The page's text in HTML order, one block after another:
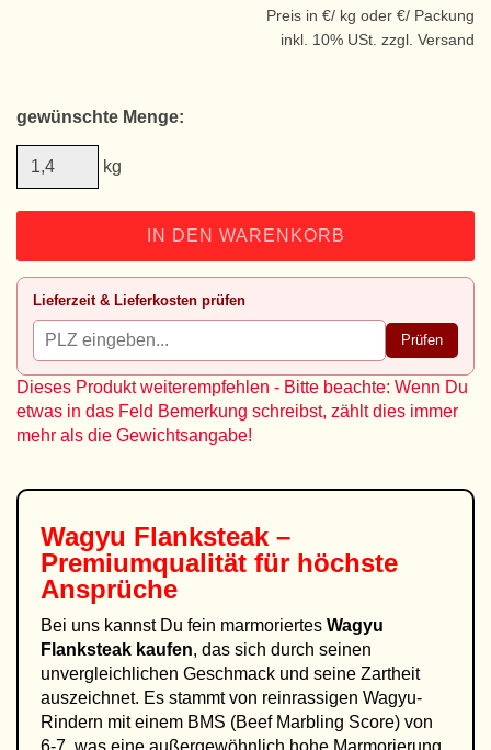
Preis in €/ kg oder €/ Packung
inkl. 10% USt. zzgl. Versand
gewünschte Menge:
kg
IN DEN WARENKORB
Lieferzeit & Lieferkosten prüfen
Prüfen
Dieses Produkt weiterempfehlen - Bitte beachte: Wenn Du
etwas in das Feld Bemerkung schreibst, zählt dies immer
mehr als die Gewichtsangabe!
Wagyu Flanksteak –
Premiumqualität für höchste
Ansprüche
Bei uns kannst Du fein marmoriertes Wagyu
Flanksteak kaufen, das sich durch seinen
unvergleichlichen Geschmack und seine Zartheit
auszeichnet. Es stammt von reinrassigen Wagyu-
Rindern mit einem BMS (Beef Marbling Score) von
6-7, was eine außergewöhnlich hohe Marmorierung